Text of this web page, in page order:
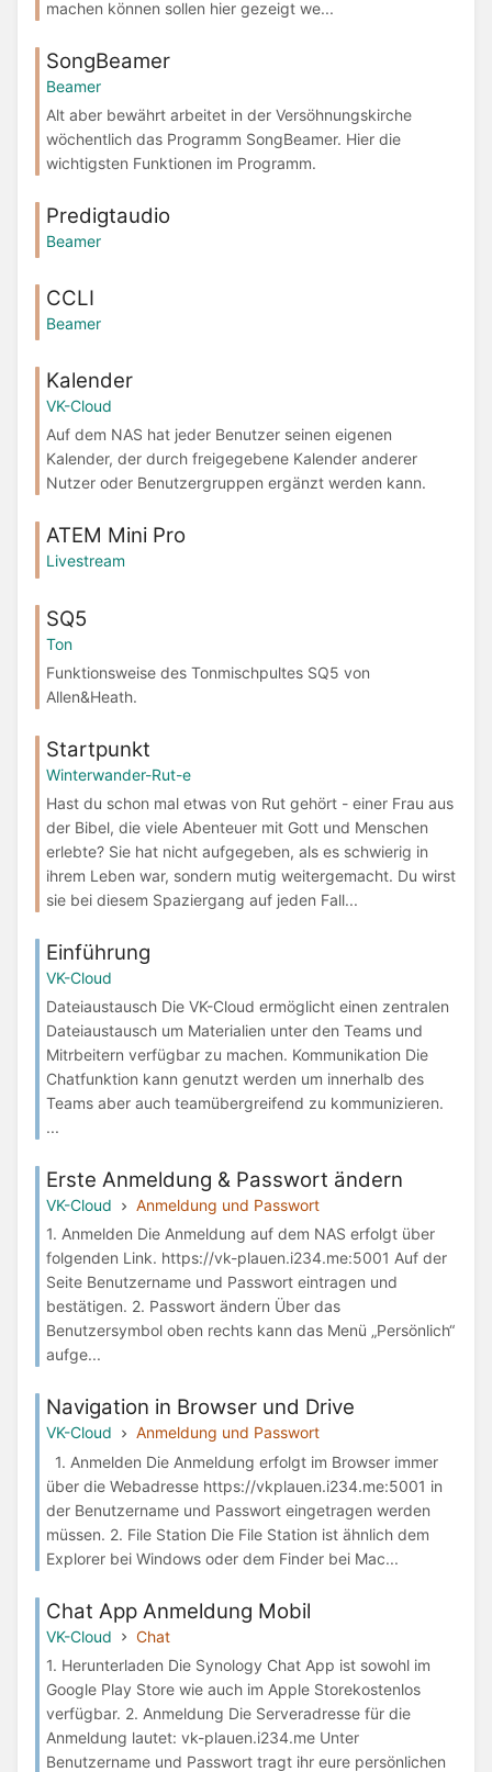
machen können sollen hier gezeigt we...
SongBeamer
Beamer
Alt aber bewährt arbeitet in der Versöhnungskirche
wöchentlich das Programm SongBeamer. Hier die
wichtigsten Funktionen im Programm.
Predigtaudio
Beamer
CCLI
Beamer
Kalender
VK-Cloud
Auf dem NAS hat jeder Benutzer seinen eigenen
Kalender, der durch freigegebene Kalender anderer
Nutzer oder Benutzergruppen ergänzt werden kann.
ATEM Mini Pro
Livestream
SQ5
Ton
Funktionsweise des Tonmischpultes SQ5 von
Allen&Heath.
Startpunkt
Winterwander-Rut-e
Hast du schon mal etwas von Rut gehört - einer Frau aus
der Bibel, die viele Abenteuer mit Gott und Menschen
erlebte? Sie hat nicht aufgegeben, als es schwierig in
ihrem Leben war, sondern mutig weitergemacht. Du wirst
sie bei diesem Spaziergang auf jeden Fall...
Einführung
VK-Cloud
Dateiaustausch Die VK-Cloud ermöglicht einen zentralen
Dateiaustausch um Materialien unter den Teams und
Mitrbeitern verfügbar zu machen. Kommunikation Die
Chatfunktion kann genutzt werden um innerhalb des
Teams aber auch teamübergreifend zu kommunizieren.
...
Erste Anmeldung & Passwort ändern
VK-Cloud
Anmeldung und Passwort
1. Anmelden Die Anmeldung auf dem NAS erfolgt über
folgenden Link. https://vk-plauen.i234.me:5001 Auf der
Seite Benutzername und Passwort eintragen und
bestätigen. 2. Passwort ändern Über das
Benutzersymbol oben rechts kann das Menü „Persönlich“
aufge...
Navigation in Browser und Drive
VK-Cloud
Anmeldung und Passwort
1. Anmelden Die Anmeldung erfolgt im Browser immer
über die Webadresse https://vkplauen.i234.me:5001 in
der Benutzername und Passwort eingetragen werden
müssen. 2. File Station Die File Station ist ähnlich dem
Explorer bei Windows oder dem Finder bei Mac...
Chat App Anmeldung Mobil
VK-Cloud
Chat
1. Herunterladen Die Synology Chat App ist sowohl im
Google Play Store wie auch im Apple Storekostenlos
verfügbar. 2. Anmeldung Die Serveradresse für die
Anmeldung lautet: vk-plauen.i234.me Unter
Benutzername und Passwort tragt ihr eure persönlichen